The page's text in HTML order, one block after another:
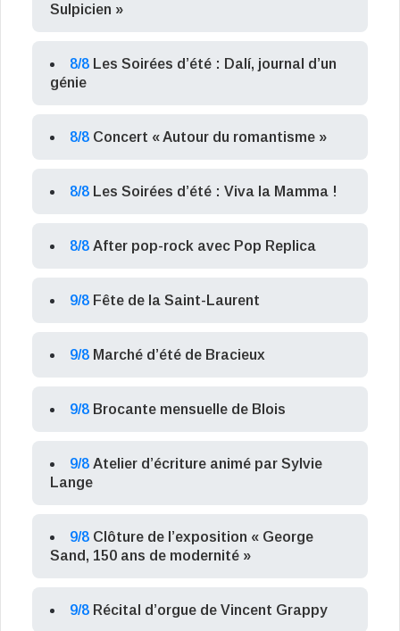
Sulpicien »
8/8 Les Soirées d’été : Dalí, journal d’un
génie
8/8 Concert « Autour du romantisme »
8/8 Les Soirées d’été : Viva la Mamma !
8/8 After pop-rock avec Pop Replica
9/8 Fête de la Saint-Laurent
9/8 Marché d’été de Bracieux
9/8 Brocante mensuelle de Blois
9/8 Atelier d’écriture animé par Sylvie
Lange
9/8 Clôture de l’exposition « George
Sand, 150 ans de modernité »
9/8 Récital d’orgue de Vincent Grappy